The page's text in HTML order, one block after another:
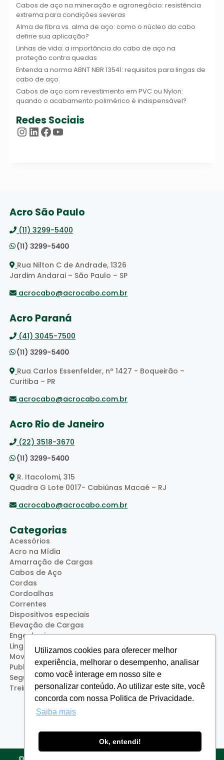
Utilizamos cookies para oferecer melhor
experiência, melhorar o desempenho, analisar
como você interage em nosso site e
personalizar conteúdo. Ao utilizar este site, você
concorda com nossa Politica de Privacidade.
Saiba mais
Ok, entendi!
Cabos de aço na mineração e agronegócio: resistência
extrema para condições severas
Alma de fibra vs. alma de aço: como o núcleo do cabo
define sua aplicação?
Linhas de vida: a importância do cabo de aço na
proteção contra quedas
Entenda a norma ABNT NBR 13541: requisitos para lingas de
cabo de aço
Cabos de aço com revestimento em PVC ou Nylon:
quando o acabamento polimérico é indispensável?
Redes Sociais
Instagram
LinkedIn
Facebook
Youtube
Acro São Paulo
(11) 3299-5400
Rua Nilton C de Andrade, 1326
Jardim Andarai – São Paulo – SP
acrocabo@acrocabo.com.br
Acro Paraná
(41) 3045-7500
Rua Carlos Essenfelder, nº 1427 - Boqueirão –
Curitiba – PR
acrocabo@acrocabo.com.br
Acro Rio de Janeiro
(22) 3518-3670
R. Itacolomi, 315
Quadra G Lote 0017- Cabiúnas Macaé – RJ
acrocabo@acrocabo.com.br
Categorias
Acessórios
Acro na Mídia
Amarração de Cargas
Cabos de Aço
Cordas
Cordoalhas
Correntes
Dispositivos especiais
Elevação de Cargas
Engenharia
Lingas
Movimentação de Cargas
Publicações
Segurança
Treinamentos (Acro Service)